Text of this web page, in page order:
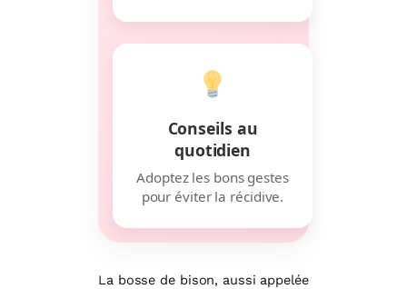
Conseils au
quotidien
Adoptez les bons gestes
pour éviter la récidive.
La bosse de bison, aussi appelée